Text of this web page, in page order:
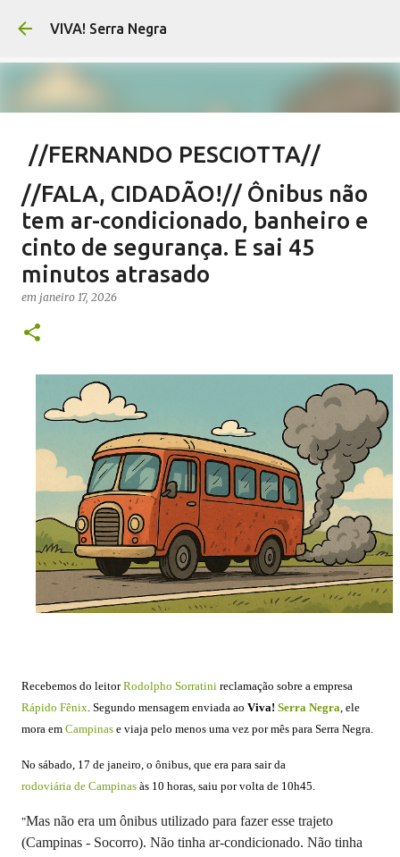
Pular para o conteúdo principal
VIVA! Serra Negra
//FERNANDO PESCIOTTA//
Encurtando caminho
em agosto 06, 2026 FERNANDO PESCIOTTA
NOTÍCIAS SERRA NEGRA VIVA! SERRA NEGRA
0
//FALA, CIDADÃO!// Ônibus não
tem ar-condicionado, banheiro e
cinto de segurança. E sai 45
minutos atrasado
em janeiro 17, 2026
Recebemos do leitorRodolpho Sorratini reclamação sobre a empresa
Rápido Fênix . Segundo mensagem enviada ao Viva! Serra Negra , ele
mora em Campinas e viaja pelo menos uma vez por mês para Serra Negra.
No sábado, 17 de janeiro, o ônibus, que era para sair da
rodoviária de Campinas às 10 horas, saiu por volta de 10h45.
"Mas não era um ônibus utilizado para fazer esse trajeto
(Campinas - Socorro). Não tinha ar-condicionado. Não tinha